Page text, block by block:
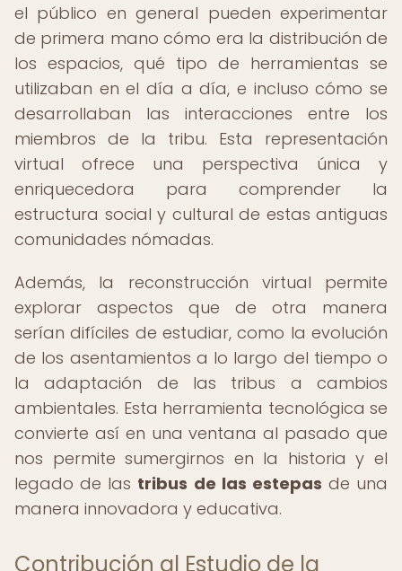
el público en general pueden experimentar
de primera mano cómo era la distribución de
los espacios, qué tipo de herramientas se
utilizaban en el día a día, e incluso cómo se
desarrollaban las interacciones entre los
miembros de la tribu. Esta representación
virtual ofrece una perspectiva única y
enriquecedora para comprender la
estructura social y cultural de estas antiguas
comunidades nómadas.
Además, la reconstrucción virtual permite
explorar aspectos que de otra manera
serían difíciles de estudiar, como la evolución
de los asentamientos a lo largo del tiempo o
la adaptación de las tribus a cambios
ambientales. Esta herramienta tecnológica se
convierte así en una ventana al pasado que
nos permite sumergirnos en la historia y el
legado de las tribus de las estepas de una
manera innovadora y educativa.
Contribución al Estudio de la